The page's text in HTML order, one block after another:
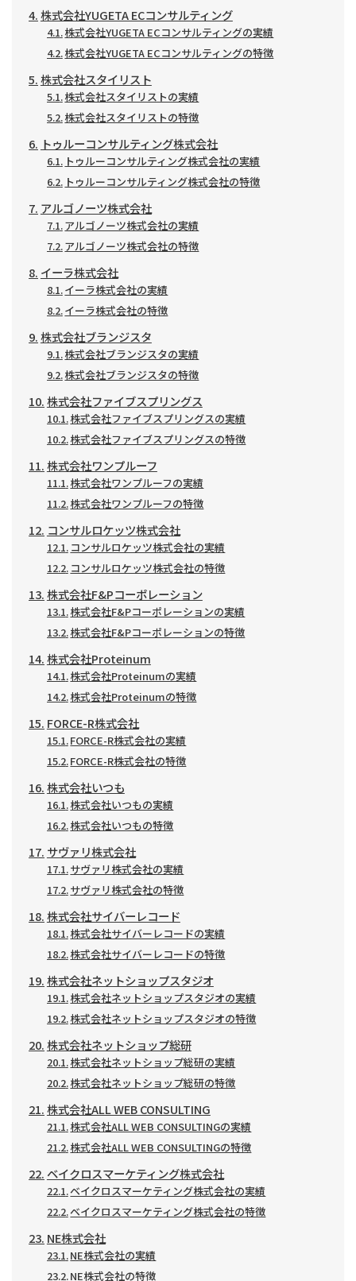
株式会社YUGETA ECコンサルティング
株式会社YUGETA ECコンサルティングの実績
株式会社YUGETA ECコンサルティングの特徴
株式会社スタイリスト
株式会社スタイリストの実績
株式会社スタイリストの特徴
トゥルーコンサルティング株式会社
トゥルーコンサルティング株式会社の実績
トゥルーコンサルティング株式会社の特徴
アルゴノーツ株式会社
アルゴノーツ株式会社の実績
アルゴノーツ株式会社の特徴
イーラ株式会社
イーラ株式会社の実績
イーラ株式会社の特徴
株式会社ブランジスタ
株式会社ブランジスタの実績
株式会社ブランジスタの特徴
株式会社ファイブスプリングス
株式会社ファイブスプリングスの実績
株式会社ファイブスプリングスの特徴
株式会社ワンプルーフ
株式会社ワンプルーフの実績
株式会社ワンプルーフの特徴
コンサルロケッツ株式会社
コンサルロケッツ株式会社の実績
コンサルロケッツ株式会社の特徴
株式会社F&Pコーポレーション
株式会社F&Pコーポレーションの実績
株式会社F&Pコーポレーションの特徴
株式会社Proteinum
株式会社Proteinumの実績
株式会社Proteinumの特徴
FORCE-R株式会社
FORCE-R株式会社の実績
FORCE-R株式会社の特徴
株式会社いつも
株式会社いつもの実績
株式会社いつもの特徴
サヴァリ株式会社
サヴァリ株式会社の実績
サヴァリ株式会社の特徴
株式会社サイバーレコード
株式会社サイバーレコードの実績
株式会社サイバーレコードの特徴
株式会社ネットショップスタジオ
株式会社ネットショップスタジオの実績
株式会社ネットショップスタジオの特徴
株式会社ネットショップ総研
株式会社ネットショップ総研の実績
株式会社ネットショップ総研の特徴
株式会社ALL WEB CONSULTING
株式会社ALL WEB CONSULTINGの実績
株式会社ALL WEB CONSULTINGの特徴
ベイクロスマーケティング株式会社
ベイクロスマーケティング株式会社の実績
ベイクロスマーケティング株式会社の特徴
NE株式会社
NE株式会社の実績
NE株式会社の特徴